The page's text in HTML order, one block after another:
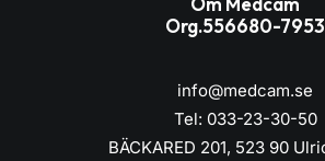
Org.556680-7953
info@medcam.se
Tel: 033-23-30-50
BÄCKARED 201, 523 90